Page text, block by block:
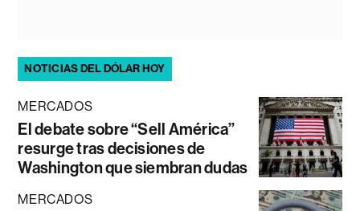
NOTICIAS DEL DÓLAR HOY
MERCADOS
El debate sobre “Sell América”
resurge tras decisiones de
Washington que siembran dudas
MERCADOS